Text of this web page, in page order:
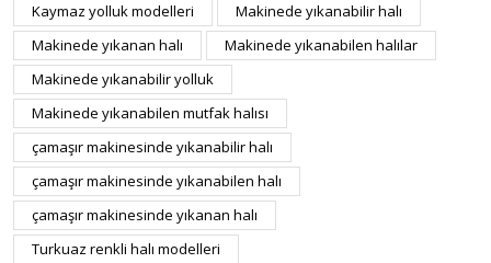
Kaymaz yolluk modelleri
Makinede yıkanabilir halı
Makinede yıkanan halı
Makinede yıkanabilen halılar
Makinede yıkanabilir yolluk
Makinede yıkanabilen mutfak halısı
çamaşır makinesinde yıkanabilir halı
çamaşır makinesinde yıkanabilen halı
çamaşır makinesinde yıkanan halı
Turkuaz renkli halı modelleri